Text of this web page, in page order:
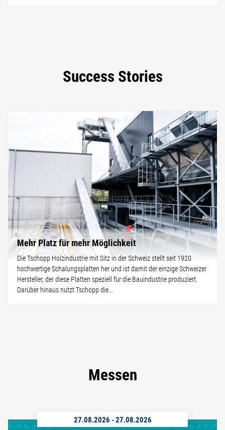
Success Stories
Mehr Platz für mehr Möglichkeit
Die Tschopp Holzindustrie mit Sitz in der Schweiz stellt seit 1920
hochwertige Schalungsplatten her und ist damit der einzige Schweizer
Hersteller, der diese Platten speziell für die Bauindustrie produziert.
Darüber hinaus nutzt Tschopp die...
Messen
27.08.2026 -27.08.2026